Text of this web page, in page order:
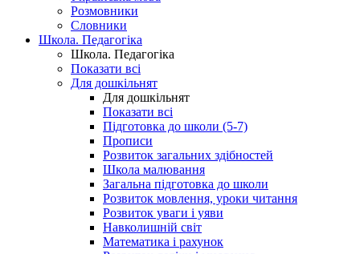
Розмовники
Словники
Школа. Педагогіка
Школа. Педагогіка
Показати всі
Для дошкільнят
Для дошкільнят
Показати всі
Підготовка до школи (5-7)
Прописи
Розвиток загальних здібностей
Школа малювання
Загальна підготовка до школи
Розвиток мовлення, уроки читання
Розвиток уваги і уяви
Навколишній світ
Математика і рахунок